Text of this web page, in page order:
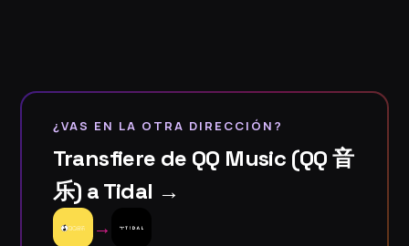
¿VAS EN LA OTRA DIRECCIÓN?
Transfiere de QQ Music (QQ 音
乐) a Tidal →
→